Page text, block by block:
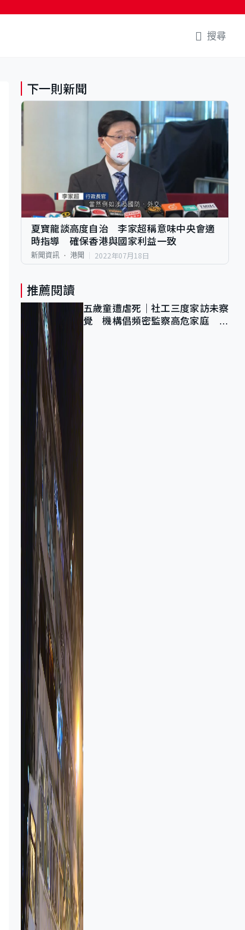
搜尋
下一則新聞
夏寶龍談高度自治 李家超稱意味中央會適
時指導 確保香港與國家利益一致
新聞資訊 港聞 2022年07月18日
推薦閱讀
五歲童遭虐死｜社工三度家訪未察
覺 機構倡頻密監察高危家庭 管